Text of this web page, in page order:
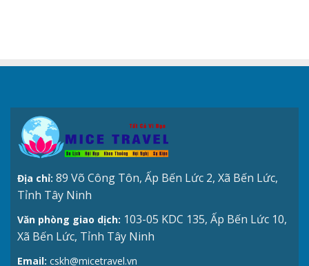
Địa chỉ: 89 Võ Công Tôn, Ấp Bến Lức 2, Xã Bến Lức,
Tỉnh Tây Ninh
Văn phòng giao dịch: 103-05 KDC 135, Ấp Bến Lức 10,
Xã Bến Lức, Tỉnh Tây Ninh
Email: cskh@micetravel.vn